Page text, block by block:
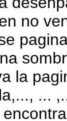
no
la
...